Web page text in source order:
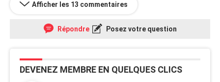
Afficher les 13 commentaires
Répondre Posez votre question
DEVENEZ MEMBRE EN QUELQUES CLICS